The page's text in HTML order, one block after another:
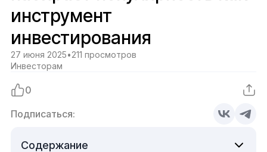
инструмент
инвестирования
27 июня 2025•211 просмотров
Инвесторам
0
Подписаться:
Содержание